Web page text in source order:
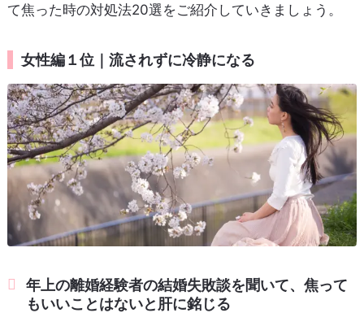
て焦った時の対処法20選をご紹介していきましょう。
女性編１位｜流されずに冷静になる
年上の離婚経験者の結婚失敗談を聞いて、焦って
もいいことはないと肝に銘じる